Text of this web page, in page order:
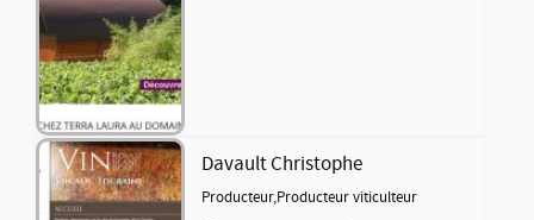
Davault Christophe
Producteur,Producteur viticulteur